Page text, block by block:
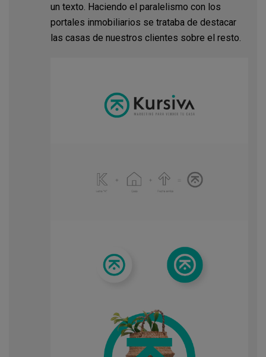
un texto. Haciendo el paralelismo con los
portales inmobiliarios se trataba de destacar
las casas de nuestros clientes sobre el resto.